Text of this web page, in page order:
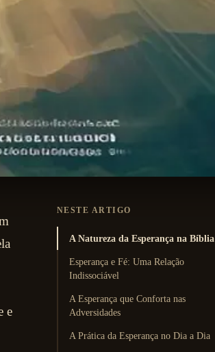
e
NESTE ARTIGO
A Natureza da Esperança na Bíblia
Esperança e Fé: Uma Relação
Indissociável
A Esperança que Conforta nas
Adversidades
A Prática da Esperança no Dia a Dia